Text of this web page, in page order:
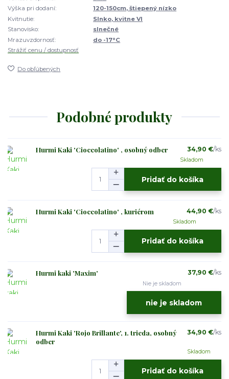
Výška pri dodaní:
120-150cm, štiepený nízko
Kvitnutie:
Slnko, kvitne VI
Stanovisko:
slnečné
Mrazuvzdornosť:
do -17°C
Strážiť cenu / dostupnosť
Do obľúbených
Podobné produkty
Hurmi Kaki 'Cioccolatino' , osobný odber 34,90 €/ks
Skladom
Pridať do košíka
Hurmi Kaki 'Cioccolatino' , kuriérom 44,90 €/ks
Skladom
Pridať do košíka
Hurmi kaki 'Maxim' 37,90 €/ks
Nie je skladom
nie je skladom
Hurmi Kaki 'Rojo Brillante', 1. trieda, osobný
odber
34,90 €/ks
Skladom
Pridať do košíka